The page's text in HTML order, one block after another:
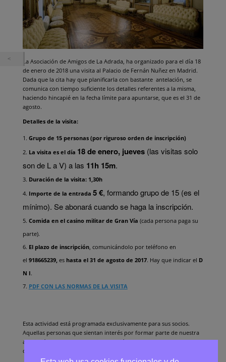
La Asociación de Amigos de La Adrada, ha organizado para el día 18
de enero de 2018 una visita al Palacio de Fernán Nuñez en Madrid.
Dada que la cita hay que planificarla con bastante antelación, se
comunica con tiempo suficiente los detalles referentes a la misma,
haciendo hincapié en la fecha límite para apuntarse, que es el 31 de
agosto.
Detalles de la visita:
Grupo de 15 personas (por riguroso orden de inscripción)
La visita es el día 18 de enero, jueves(las visitas solo
son de L a V) a las 11h 15m.
Duración de la visita: 1,30h
Importe de la entrada 5 €, formando grupo de 15 (es el
mínimo). Se abonará cuando se haga la inscripción.
Comida en el casino militar de Gran Vía (cada persona paga su
parte).
El plazo de inscripción, comunicándolo por teléfono en
el 918665239, es hasta el 31 de agosto de 2017. Hay que indicar el D
N I.
PDF CON LAS NORMAS DE LA VISITA
Esta actividad está programada exclusivamente para sus socios.
Aquellas personas que sientan interés por formar parte de nuestra
asociación, pueden recabar información desde el enlace contactar
de esta página web.